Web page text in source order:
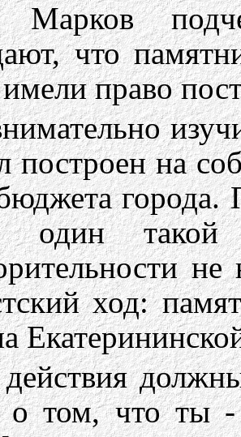
Марков
что
право
построен на
такой
ход:
о том, что ты